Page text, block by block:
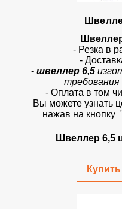
- Резка в
-
- швеллер 6,5
требования
- Оплата в том
Вы можете узнать
нажав на кнопку
Швеллер 6,5